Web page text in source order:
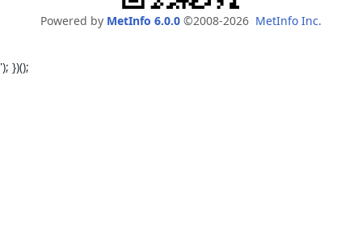
Powered by MetInfo 6.0.0 ©2008-2026 MetInfo Inc.
'); })();